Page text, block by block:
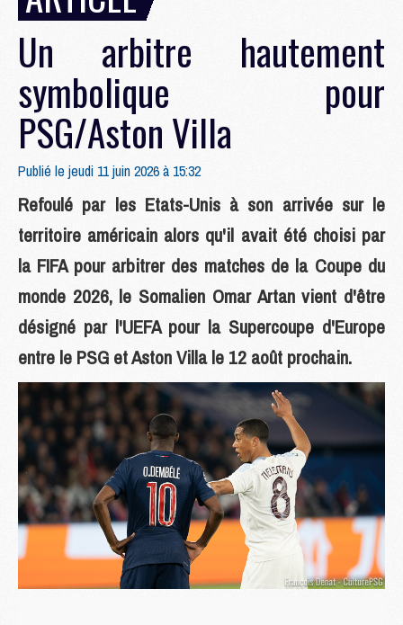
Un arbitre hautement
symbolique pour
PSG/Aston Villa
Publié le jeudi 11 juin 2026 à 15:32
Refoulé par les Etats-Unis à son arrivée sur le
territoire américain alors qu'il avait été choisi par
la FIFA pour arbitrer des matches de la Coupe du
monde 2026, le Somalien Omar Artan vient d'être
désigné par l'UEFA pour la Supercoupe d'Europe
entre le PSG et Aston Villa le 12 août prochain.